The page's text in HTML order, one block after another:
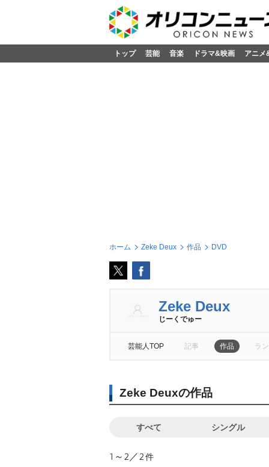
トップ 芸能 音楽 ドラマ&映画 アニメ
ホーム Zeke Deux 作品 DVD
Zeke Deux
じーくでゅー
芸能人TOP 記事 作品 ラ
Zeke Deuxの作品
すべて シングル
1～2／2件